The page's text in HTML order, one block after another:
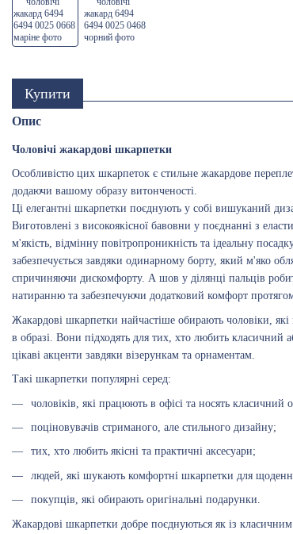
Купити
Опис
Чоловічі жакардові шкарпетки
Особливістю цих шкарпеток є стильне жакардове
додаючи вашому образу витонченості.
Ці елегантні шкарпетки поєднують у собі вишуканий
Виготовлені з високоякісної бавовни у поєднанні з
м'якість, відмінну повітропроникність та ідеальну
забезпечується завдяки одинарному борту, який м'яко
спричиняючи дискомфорту. А шов у ділянці пальців
натиранню та забезпечуючи додатковий комфорт
Жакардові шкарпетки найчастіше обирають чоловіки, які
в образі. Вони підходять для тих, хто любить класичний
цікаві акценти завдяки візерункам та орнаментам.
Такі шкарпетки популярні серед:
чоловіків, які працюють в офісі та носять класичний
поціновувачів стриманого, але стильного дизайну;
тих, хто любить якісні та практичні аксесуари;
людей, які шукають комфортні шкарпетки для
покупців, які обирають оригінальні подарунки.
Жакардові шкарпетки добре поєднуються як із